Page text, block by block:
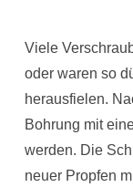
Viele
oder waren so
herausfielen.
Bohrung mit
werden. Die
neuer Propfen